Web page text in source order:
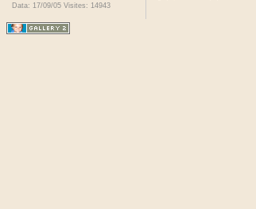
Data: 17/09/05 Visites: 14943